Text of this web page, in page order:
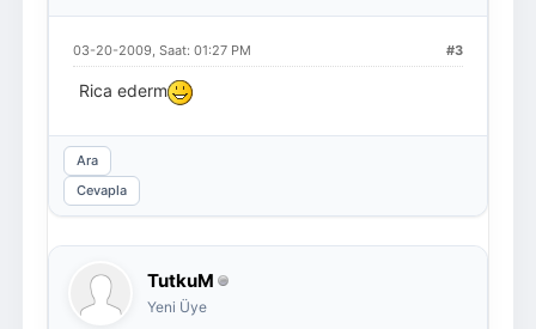
#3
03-20-2009, Saat: 01:27 PM
Rica ederm
Ara
Cevapla
TutkuM
Yeni Üye